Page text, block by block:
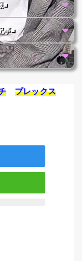
■
事■
プレックス